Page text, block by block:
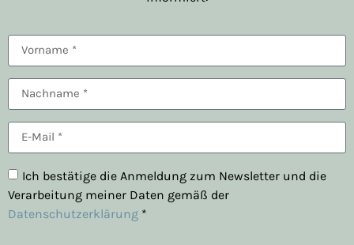
Ich bestätige die Anmeldung zum Newsletter und die
Verarbeitung meiner Daten gemäß der
Datenschutzerklärung *